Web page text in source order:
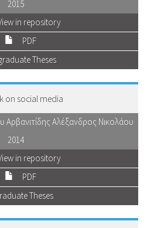
2015
in repository
PDF
Theses
on social media
Αλέξανδρος Νικολάου
2014
in repository
PDF
Theses